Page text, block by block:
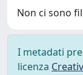
Non ci sono
I metadati
licenza